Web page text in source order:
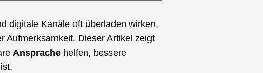
digitale Kanäle oft überladen wirken,
Aufmerksamkeit. Dieser Artikel zeigt
Ansprache helfen, bessere